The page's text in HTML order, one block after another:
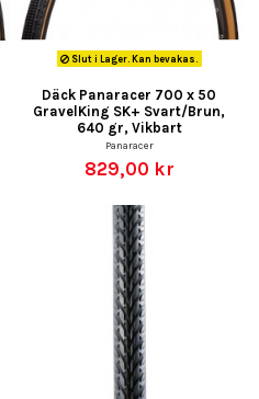
Slut i Lager. Kan bevakas.
Däck Panaracer 700 x 50
GravelKing SK+ Svart/Brun,
640 gr, Vikbart
Panaracer
829,00 kr